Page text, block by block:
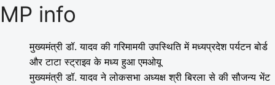
MP info
मुख्यमंत्री डॉ. यादव की गरिमामयी उपस्थिति में मध्यप्रदेश पर्यटन बोर्ड
और टाटा स्ट्राइव के मध्य हुआ एमओयू
मुख्यमंत्री डॉ. यादव ने लोकसभा अध्यक्ष श्री बिरला से की सौजन्य भेंट